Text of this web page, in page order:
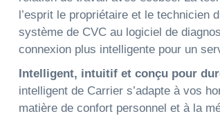
l’esprit le propriétaire et le technicien
système de CVC au logiciel de
connexion plus intelligente pour un
Intelligent, intuitif et conçu pour
intelligent de Carrier s’adapte à vos
matière de confort personnel et à la